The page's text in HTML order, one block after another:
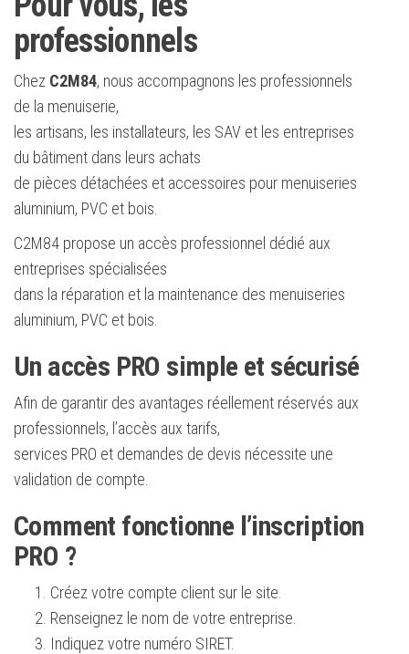
professionnels
Chez C2M84, nous accompagnons les professionnels
de la menuiserie,
les artisans, les installateurs, les SAV et les entreprises
du bâtiment dans leurs achats
de pièces détachées et accessoires pour menuiseries
aluminium, PVC et bois.
C2M84 propose un accès professionnel dédié aux
entreprises spécialisées
dans la réparation et la maintenance des menuiseries
aluminium, PVC et bois.
Un accès PRO simple et sécurisé
Afin de garantir des avantages réellement réservés aux
professionnels, l’accès aux tarifs,
services PRO et demandes de devis nécessite une
validation de compte.
Comment fonctionne l’inscription
PRO ?
Créez votre compte client sur le site.
Renseignez le nom de votre entreprise.
Indiquez votre numéro SIRET.